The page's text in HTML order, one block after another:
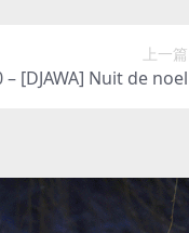
上一篇
[DJAWA] Nuit de noel